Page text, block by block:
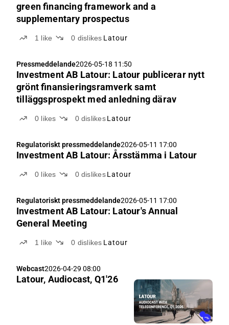
green financing framework and a
supplementary prospectus
1 like 0 dislikes Latour
Pressmeddelande2026-05-18 11:50
Investment AB Latour: Latour publicerar nytt
grönt finansieringsramverk samt
tilläggsprospekt med anledning därav
0 likes 0 dislikes Latour
Regulatoriskt pressmeddelande2026-05-11 17:00
Investment AB Latour: Årsstämma i Latour
0 likes 0 dislikes Latour
Regulatoriskt pressmeddelande2026-05-11 17:00
Investment AB Latour: Latour's Annual
General Meeting
1 like 0 dislikes Latour
Webcast2026-04-29 08:00
Latour, Audiocast, Q1'26